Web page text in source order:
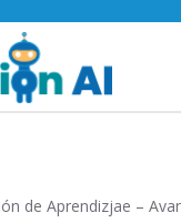
de Aprendizjae –